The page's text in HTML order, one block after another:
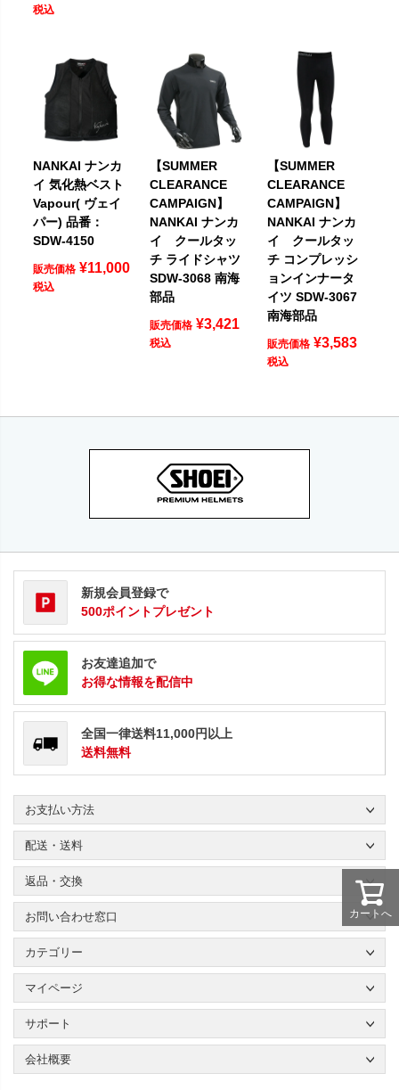
税込
NANKAI ナンカ
イ 気化熱ベスト
Vapour( ヴェイ
パー) 品番：
SDW-4150
販売価格 ¥11,000
税込
【SUMMER
CLEARANCE
CAMPAIGN】
NANKAI ナンカ
イ クールタッ
チ ライドシャツ
SDW-3068 南海
部品
販売価格 ¥3,421
税込
【SUMMER
CLEARANCE
CAMPAIGN】
NANKAI ナンカ
イ クールタッ
チ コンプレッシ
ョンインナータ
イツ SDW-3067
南海部品
販売価格 ¥3,583
税込
カートへ
新規会員登録で
500ポイントプレゼント
お友達追加で
お得な情報を配信中
全国一律送料11,000円以上
送料無料
お支払い方法
配送・送料
返品・交換
お問い合わせ窓口
カテゴリー
マイページ
サポート
会社概要